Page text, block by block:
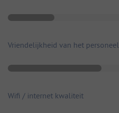
Vriendelijkheid van het personeel
Wifi / internet kwaliteit